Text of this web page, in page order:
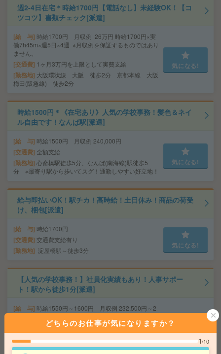
週2-4日在宅＊時給1700円【電話なし】未経験OK！【コ
ツコツ】書類チェック[派遣]
給 与 時給1700円 月収例 26万円 時給1700円×実
働7h45m×週5日×4週 ※月収例を保証するものではあり
ません。
交通費 1ヶ月3万円を上限として実費支給
勤務地 大阪環状線 大阪 徒歩2分 京都本線 大阪
梅田(阪急線) 徒歩2分
気になる!
時給1500円＊《在宅あり》人気の学校事務！髪色＆ネイ
ル自由です！なんば駅[派遣]
給 与 時給1500円 月収例 240,000円
交通費 全額支給
勤務地 心斎橋駅徒歩5分、なんば(南海線)駅徒歩5
分 ※最寄り駅から歩いてスグ！通勤しやすい好立地！
気になる!
給与即払いOK！駅チカ！高時給！土日休み！商品の荷受
け、梱包[派遣]
給 与 時給1700円
交通費 交通費支給有り
勤務地 淀屋橋駅～徒歩3分
気になる!
【人気の学校事務！】社員化実績もあり！人事サポー
ト！駅から徒歩1分[派遣]
給 与 時給1550円～1600円 月収例 232,500円～2
全額支給
勤務地 四条畷駅徒歩1分、大和田駅民間バス23分 ※
自転車・バイク通勤OK！（※車通勤も相談可能！）駅
どちらのお仕事が気になりますか？
1/10